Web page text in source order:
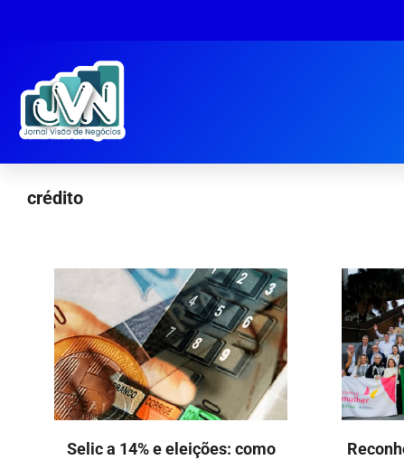
crédito
Selic a 14% e eleições: como